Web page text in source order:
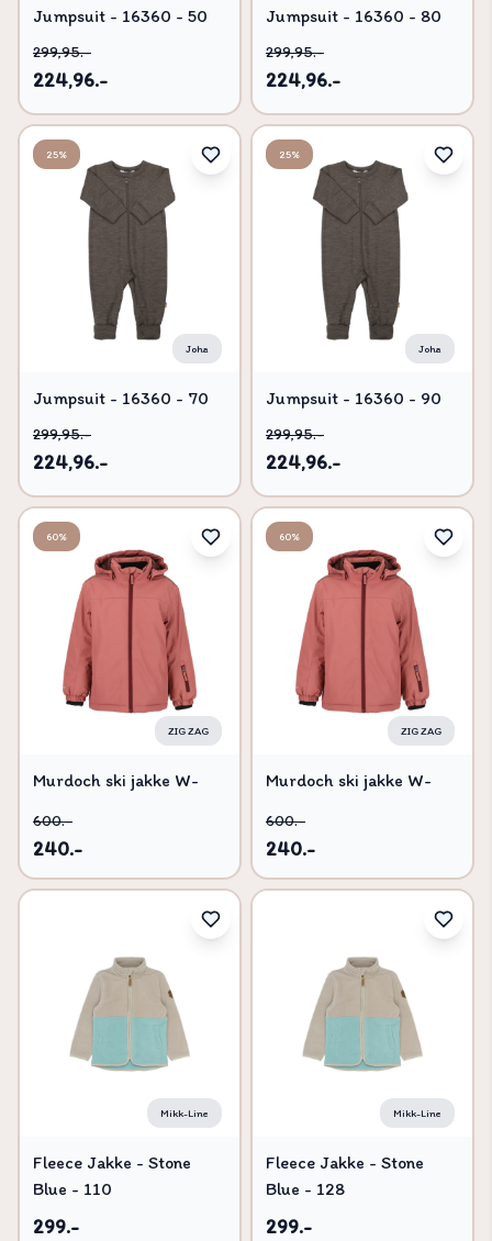
Jumpsuit - 16360 - 50
299,95.-
224,96.-
Jumpsuit - 16360 - 80
299,95.-
224,96.-
25%
Joha
Jumpsuit - 16360 - 70
299,95.-
224,96.-
25%
Joha
Jumpsuit - 16360 - 90
299,95.-
224,96.-
60%
ZIG ZAG
Murdoch ski jakke W-
Rose - 98
600.-
240.-
60%
ZIG ZAG
Murdoch ski jakke W-
Rose - 104
600.-
240.-
Mikk-Line
Fleece Jakke - Stone
Blue - 110
299.-
Mikk-Line
Fleece Jakke - Stone
Blue - 128
299.-